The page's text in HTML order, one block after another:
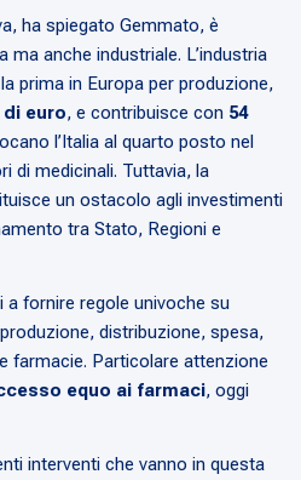
ha spiegato Gemmato, è
ma anche industriale. L’industria
prima in Europa per produzione,
di euro, e contribuisce con 54
l’Italia al quarto posto nel
di medicinali. Tuttavia, la
un ostacolo agli investimenti
tra Stato, Regioni e
fornire regole univoche su
distribuzione, spesa,
farmacie. Particolare attenzione
equo ai farmaci, oggi
interventi che vanno in questa